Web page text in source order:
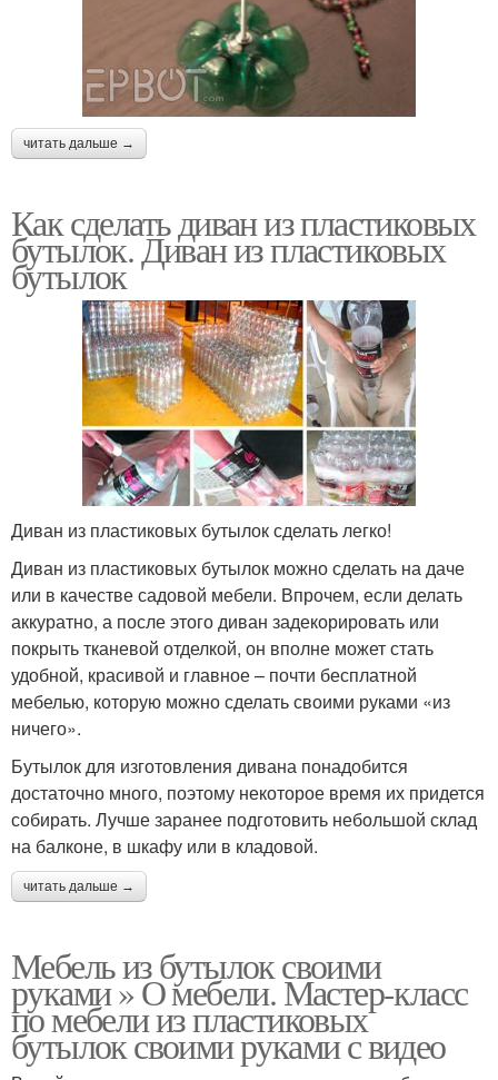
читать дальше →
Как сделать диван из пластиковых
бутылок. Диван из пластиковых
бутылок
Диван из пластиковых бутылок сделать легко!
Диван из пластиковых бутылок можно сделать на даче
или в качестве садовой мебели. Впрочем, если делать
аккуратно, а после этого диван задекорировать или
покрыть тканевой отделкой, он вполне может стать
удобной, красивой и главное – почти бесплатной
мебелью, которую можно сделать своими руками «из
ничего».
Бутылок для изготовления дивана понадобится
достаточно много, поэтому некоторое время их придется
собирать. Лучше заранее подготовить небольшой склад
на балконе, в шкафу или в кладовой.
читать дальше →
Мебель из бутылок своими
руками » О мебели. Мастер-класс
по мебели из пластиковых
бутылок своими руками с видео